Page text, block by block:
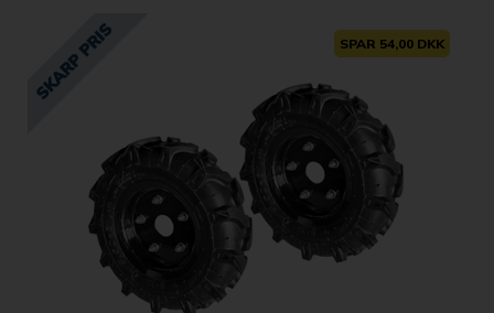
SPAR 54,00 DKK